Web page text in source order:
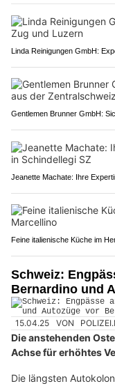
Linda Reinigungen GmbH:
Gentlemen Brunner GmbH:
Jeanette Machate: Ihre
Feine italienische Küche im
Schweiz:
Bernardino und
15.04.25 VON
Die anstehenden
Achse für erhöhtes
Die längsten